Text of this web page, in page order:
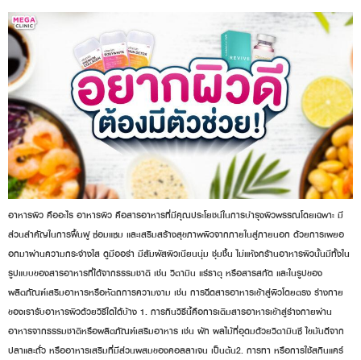
อาหารผิว คืออะไร อาหารผิว คือสารอาหารที่มีคุณประโยชน์ในการบำรุงผิวพรรณโดยเฉพาะ มี
ส่วนสำคัญในการฟื้นฟู ซ่อมแซม และเสริมสร้างสุขภาพผิวจากภายในสู่ภายนอก ด้วยการเผยอ
อกมาผ่านความกระจ่างใส ดูมีออร่า มีสัมผัสผิวเนียนนุ่ม ชุ่มชื้น ไม่แห้งกร้านอาหารผิวนั้นมีทั้งใน
รูปแบบของสารอาหารที่ได้จากธรรมชาติ เช่น วิตามิน แร่ธาตุ หรือสารสกัด และในรูปของ
ผลิตภัณฑ์เสริมอาหารหรือหัตถการความงาม เช่น การฉีดสารอาหารเข้าสู่ผิวโดยตรง ร่างกาย
ของเรารับอาหารผิวด้วยวิธีใดได้บ้าง 1. การกินวิธีนี้คือการเติมสารอาหารเข้าสู่ร่างกายผ่าน
อาหารจากธรรมชาติหรือผลิตภัณฑ์เสริมอาหาร เช่น ผัก ผลไม้ที่อุดมด้วยวิตามินซี ไขมันดีจาก
ปลาและถั่ว หรืออาหารเสริมที่มีส่วนผสมของคอลลาเจน เป็นต้น2. การทา หรือการใช้สกินแคร์